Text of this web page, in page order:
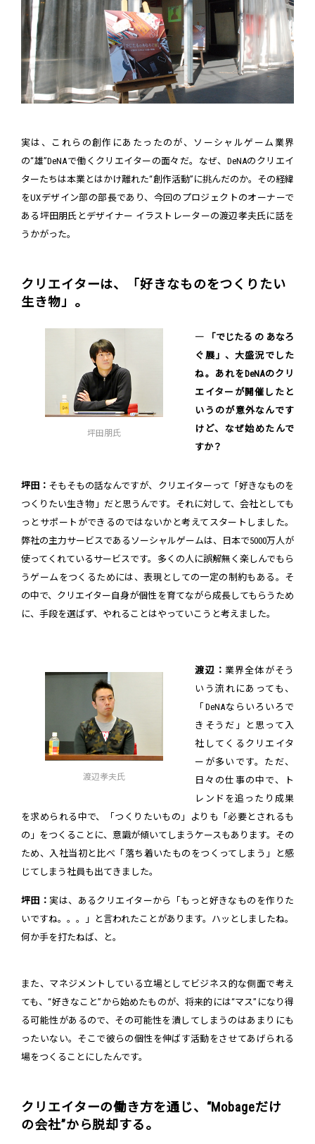
実は、これらの創作にあたったのが、ソーシャルゲーム業界
の“雄”DeNAで働くクリエイターの面々だ。なぜ、DeNAのクリエイ
ターたちは本業とはかけ離れた“創作活動”に挑んだのか。その経緯
をUXデザイン部の部長であり、今回のプロジェクトのオーナーで
ある坪田朋氏とデザイナー イラストレーターの渡辺孝夫氏に話を
うかがった。
クリエイターは、「好きなものをつくりたい
生き物」。
坪田朋氏
― 「でじたる の あなろ
ぐ展」、大盛況でした
ね。あれをDeNAのクリ
エイターが開催したと
いうのが意外なんです
けど、なぜ始めたんで
すか？
坪田： そもそもの話なんですが、クリエイターって「好きなものを
つくりたい生き物」だと思うんです。それに対して、会社としても
っとサポートができるのではないかと考えてスタートしました。
弊社の主力サービスであるソーシャルゲームは、日本で5000万人が
使ってくれているサービスです。多くの人に誤解無く楽しんでもら
うゲームをつくるためには、表現としての一定の制約もある。そ
の中で、クリエイター自身が個性を育てながら成長してもらうため
に、手段を選ばず、やれることはやっていこうと考えました。
渡辺孝夫氏
渡辺： 業界全体がそう
いう流れにあっても、
「DeNAならいろいろで
きそうだ」と思って入
社してくるクリエイタ
ーが多いです。ただ、
日々の仕事の中で、ト
レンドを追ったり成果
を求められる中で、「つくりたいもの」よりも「必要とされるも
の」をつくることに、意識が傾いてしまうケースもあります。その
ため、入社当初と比べ「落ち着いたものをつくってしまう」と感
じてしまう社員も出てきました。
坪田：実は、あるクリエイターから「もっと好きなものを作りた
いですね。。。」と言われたことがあります。ハッとしましたね。
何か手を打たねば、と。
また、マネジメントしている立場としてビジネス的な側面で考え
ても、“好きなこと”から始めたものが、将来的には“マス”になり得
る可能性があるので、その可能性を潰してしまうのはあまりにも
ったいない。そこで彼らの個性を伸ばす活動をさせてあげられる
場をつくることにしたんです。
クリエイターの働き方を通じ、“Mobageだけ
の会社”から脱却する。